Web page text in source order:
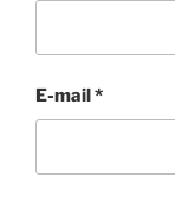
E-mail*